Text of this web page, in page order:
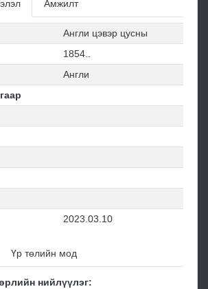
Амжилт
Англи цэвэр цусны
1854..
Англи
2023.03.10
Үр төлийн мод
нийлүүлэг: